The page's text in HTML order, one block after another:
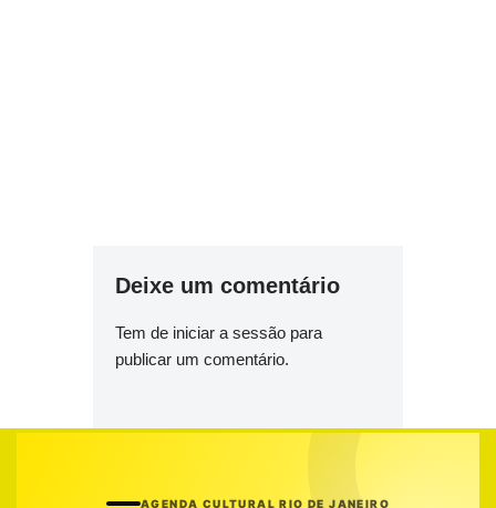
Deixe um comentário
Tem de iniciar a sessão para
publicar um comentário.
AGENDA CULTURAL RIO DE JANEIRO